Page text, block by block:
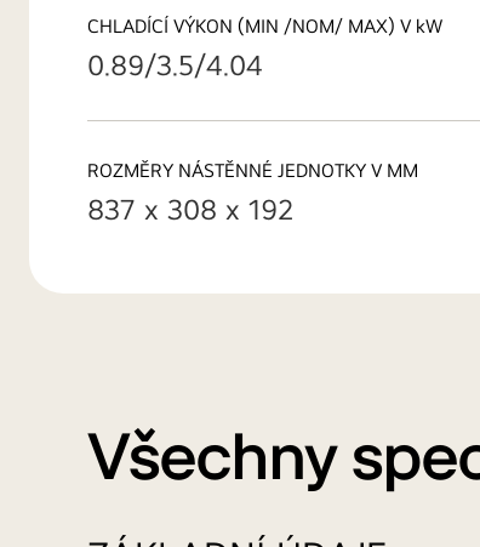
CHLADÍCÍ VÝKON (MIN /NOM/ MAX) V kW
0.89/3.5/4.04
ROZMĚRY NÁSTĚNNÉ JEDNOTKY V MM
837 x 308 x 192
Všechny